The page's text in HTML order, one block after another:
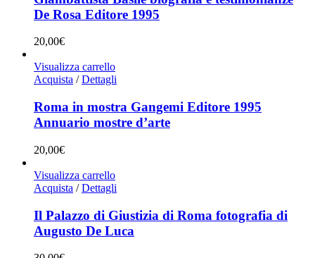
De Rosa Editore 1995
20,00€
Visualizza carrello
Acquista / Dettagli
Roma in mostra Gangemi Editore 1995
Annuario mostre d’arte
20,00€
Visualizza carrello
Acquista / Dettagli
Il Palazzo di Giustizia di Roma fotografia di
Augusto De Luca